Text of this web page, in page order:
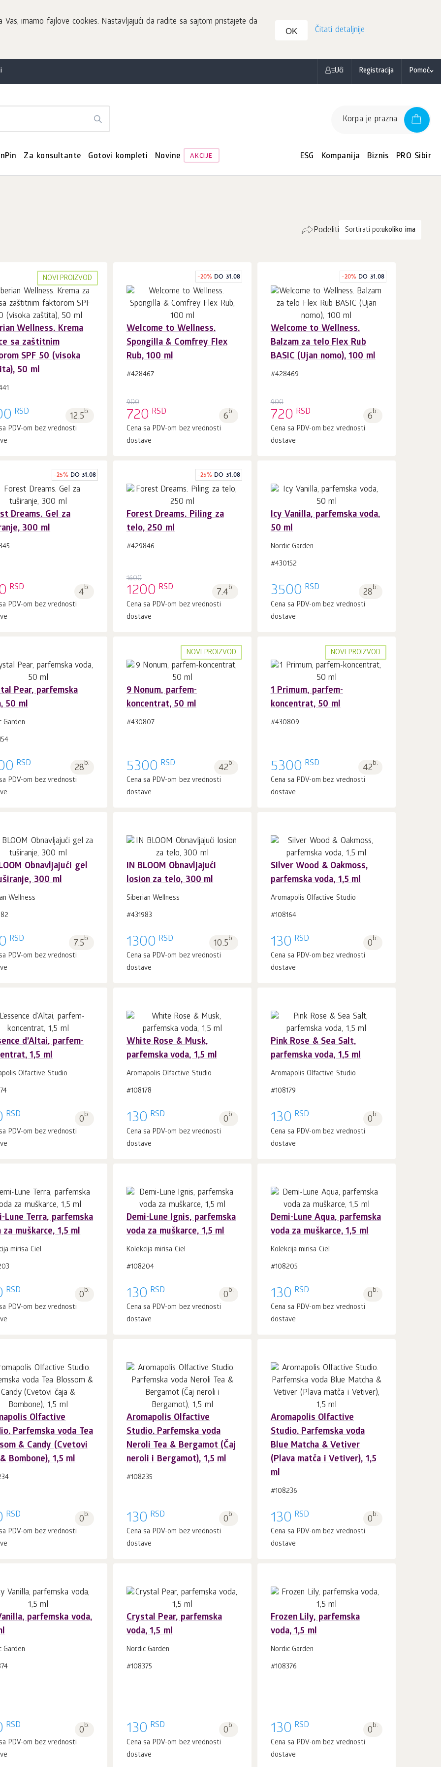
Vas, imamo fajlove cookies. Nastavljajući da radite sa sajtom pristajete da
OK
Čitati detaljnije
Ući Registracija Pomoć
Korpa je prazna
Za konsultante Gotovi kompleti Novine AKCIJE ESG Kompanija Biznis PRO Sibir
Sortirati po:ukoliko ima
Podeliti
NOVI PROIZVOD
Wellness. Krema
sa zaštitnim
SPF 50 (visoka
50 ml
RSD 12.5b.
PDV-om bez vrednosti
U korpu 1kom.
-20% DO 31.08
Welcome to Wellness.
Spongilla & Comfrey Flex
Rub, 100 ml
#428467
900
720 RSD 6b.
Cena sa PDV-om bez vrednosti
dostave
U korpu 1kom.
-20% DO 31.08
Welcome to Wellness.
Balzam za telo Flex Rub
BASIC (Ujan nomo), 100 ml
#428469
900
720 RSD 6b.
Cena sa PDV-om bez vrednosti
dostave
U korpu 1kom.
-25% DO 31.08
Dreams. Gel za
300 ml
RSD 4b.
PDV-om bez vrednosti
-25% DO 31.08
Forest Dreams. Piling za
telo, 250 ml
#429846
1600
1200 RSD 7.4b.
Cena sa PDV-om bez vrednosti
dostave
Icy Vanilla, parfemska voda,
50 ml
Nordic Garden
#430152
3500 RSD 28b.
Cena sa PDV-om bez vrednosti
dostave
Pear, parfemska
50 ml
Garden
RSD 28b.
PDV-om bez vrednosti
NOVI PROIZVOD
9 Nonum, parfem-
koncentrat, 50 ml
#430807
5300 RSD 42b.
Cena sa PDV-om bez vrednosti
dostave
NOVI PROIZVOD
1 Primum, parfem-
koncentrat, 50 ml
#430809
5300 RSD 42b.
Cena sa PDV-om bez vrednosti
dostave
Obnavljajući gel
300 ml
Wellness
RSD 7.5b.
PDV-om bez vrednosti
IN BLOOM Obnavljajući
losion za telo, 300 ml
Siberian Wellness
#431983
1300 RSD 10.5b.
Cena sa PDV-om bez vrednosti
dostave
Silver Wood & Oakmoss,
parfemska voda, 1,5 ml
Aromapolis Olfactive Studio
#108164
130 RSD 0b.
Cena sa PDV-om bez vrednosti
dostave
d’Altai, parfem-
1,5 ml
Olfactive Studio
RSD 0b.
PDV-om bez vrednosti
White Rose & Musk,
parfemska voda, 1,5 ml
Aromapolis Olfactive Studio
#108178
130 RSD 0b.
Cena sa PDV-om bez vrednosti
dostave
Pink Rose & Sea Salt,
parfemska voda, 1,5 ml
Aromapolis Olfactive Studio
#108179
130 RSD 0b.
Cena sa PDV-om bez vrednosti
dostave
Lune Terra, parfemska
za muškarce, 1,5 ml
mirisa Ciel
RSD 0b.
PDV-om bez vrednosti
Demi-Lune Ignis, parfemska
voda za muškarce, 1,5 ml
Kolekcija mirisa Ciel
#108204
130 RSD 0b.
Cena sa PDV-om bez vrednosti
dostave
Demi-Lune Aqua, parfemska
voda za muškarce, 1,5 ml
Kolekcija mirisa Ciel
#108205
130 RSD 0b.
Cena sa PDV-om bez vrednosti
dostave
Olfactive
Parfemska voda Tea
& Candy (Cvetovi
Bombone), 1,5 ml
RSD 0b.
PDV-om bez vrednosti
U korpu 1kom.
Aromapolis Olfactive
Studio. Parfemska voda
Neroli Tea & Bergamot (Čaj
neroli i Bergamot), 1,5 ml
#108235
130 RSD 0b.
Cena sa PDV-om bez vrednosti
dostave
U korpu 1kom.
Aromapolis Olfactive
Studio. Parfemska voda
Blue Matcha & Vetiver
(Plava matča i Vetiver), 1,5
ml
#108236
130 RSD 0b.
Cena sa PDV-om bez vrednosti
dostave
U korpu 1kom.
parfemska voda,
Garden
RSD 0b.
PDV-om bez vrednosti
Crystal Pear, parfemska
voda, 1,5 ml
Nordic Garden
#108375
130 RSD 0b.
Cena sa PDV-om bez vrednosti
dostave
Frozen Lily, parfemska
voda, 1,5 ml
Nordic Garden
#108376
130 RSD 0b.
Cena sa PDV-om bez vrednosti
dostave